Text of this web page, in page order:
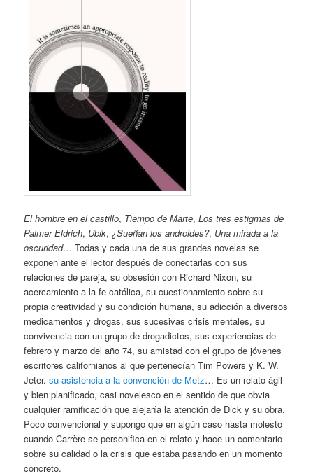
El hombre en el castillo, Tiempo de Marte,Los tres estigmas de
Palmer Eldrich, Ubik,¿Sueñan los androides?, Una mirada a la
oscuridad… Todas y cada una de sus grandes novelas se
exponen ante el lector después de conectarlas con sus
relaciones de pareja, su obsesión con Richard Nixon, su
acercamiento a la fe católica, su cuestionamiento sobre su
propia creatividad y su condición humana, su adicción a diversos
medicamentos y drogas, sus sucesivas crisis mentales, su
convivencia con un grupo de drogadictos, sus experiencias de
febrero y marzo del año 74, su amistad con el grupo de jóvenes
escritores californianos al que pertenecían Tim Powers y K. W.
Jeter.su asistencia a la convención de Metz… Es un relato ágil
y bien planificado, casi novelesco en el sentido de que obvia
cualquier ramificación que alejaría la atención de Dick y su obra.
Poco convencional y supongo que en algún caso hasta molesto
cuando Carrère se personifica en el relato y hace un comentario
sobre su calidad o la crisis que estaba pasando en un momento
concreto.